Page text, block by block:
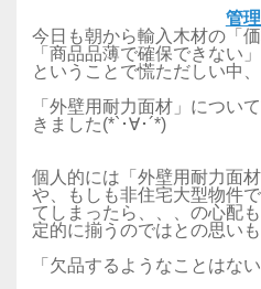
管
今日も朝から輸入木材の「
「商品品薄で確保できない
ということで慌ただしい中、
「外壁用耐力面材」につい
きました(*`･∀･´*)
個人的には「外壁用耐力面
や、もしも非住宅大型物件
てしまったら、、、の心配
定的に揃うのではとの思いも
「欠品するようなことはな